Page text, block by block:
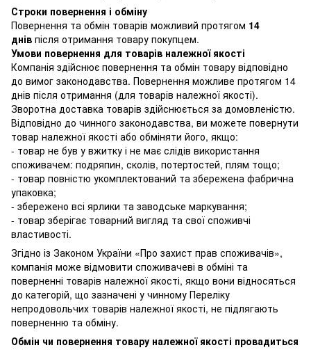
Строки повернення і обміну
Повернення та обмін товарів можливий протягом 14
днів після отримання товару покупцем.
Умови повернення для товарів належної якості
Компанія здійснює повернення та обмін товару відповідно
до вимог законодавства. Повернення можливе протягом 14
днів після отримання (для товарів належної якості).
Зворотна доставка товарів здійснюється за домовленістю.
Відповідно до чинного законодавства, ви можете повернути
товар належної якості або обміняти його, якщо:
- товар не був у вжитку і не має слідів використання
споживачем: подряпин, сколів, потертостей, плям тощо;
- товар повністю укомплектований та збережена фабрична
упаковка;
- збережено всі ярлики та заводське маркування;
- товар зберігає товарний вигляд та свої споживчі
властивості.
Згідно із Законом України «Про захист прав споживачів»,
компанія може відмовити споживачеві в обміні та
поверненні товарів належної якості, якщо вони відносяться
до категорій, що зазначені у чинному Переліку
непродовольчих товарів належної якості, не підлягають
поверненню та обміну.
Обмін чи повернення товару належної якості провадиться